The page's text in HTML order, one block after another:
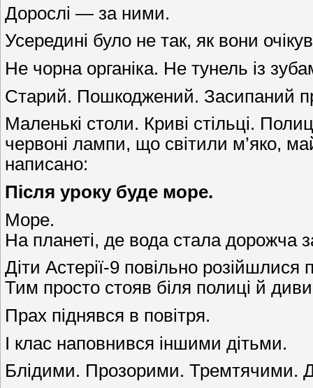
Дорослі — за ними.
Усередині було не так, як вони
Не чорна органіка. Не тунель із
Старий. Пошкоджений. Засипаний
Маленькі столи. Криві стільці.
червоні лампи, що світили м’яко,
написано:
Після уроку буде море.
Море.
На планеті, де вода стала дорожча
Діти Астерії-9 повільно
Тим просто стояв біля полиці й
Прах піднявся в повітря.
І клас наповнився іншими дітьми.
Блідими. Прозорими. Тремтячими.